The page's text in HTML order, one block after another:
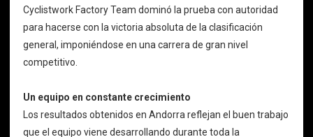
Cyclistwork Factory Team dominó la prueba con autoridad
para hacerse con la victoria absoluta de la clasificación
general, imponiéndose en una carrera de gran nivel
competitivo.
Un equipo en constante crecimiento
Los resultados obtenidos en Andorra reflejan el buen trabajo
que el equipo viene desarrollando durante toda la